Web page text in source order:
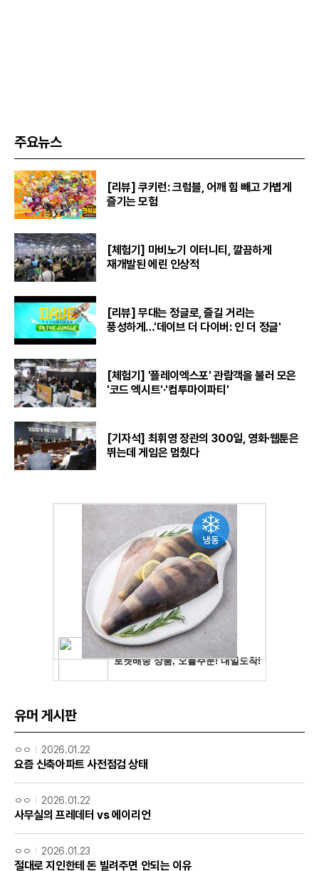
주요뉴스
[리뷰] 쿠키런: 크럼블, 어깨 힘 빼고 가볍게
즐기는 모험
[체험기] 마비노기 이터니티, 깔끔하게
재개발된 에린 인상적
[리뷰] 무대는 정글로, 즐길 거리는
풍성하게…'데이브 더 다이버: 인 더 정글'
[체험기] '플레이엑스포' 관람객을 불러 모은
'코드 엑시트'·'컴투마이파티'
[기자석] 최휘영 장관의 300일, 영화·웹툰은
뛰는데 게임은 멈췄다
유머 게시판
ㅇㅇ 2026.01.22
요즘 신축아파트 사전점검 상태
ㅇㅇ 2026.01.22
사무실의 프레데터 vs 에이리언
ㅇㅇ 2026.01.23
절대로 지인한테 돈 빌려주면 안되는 이유